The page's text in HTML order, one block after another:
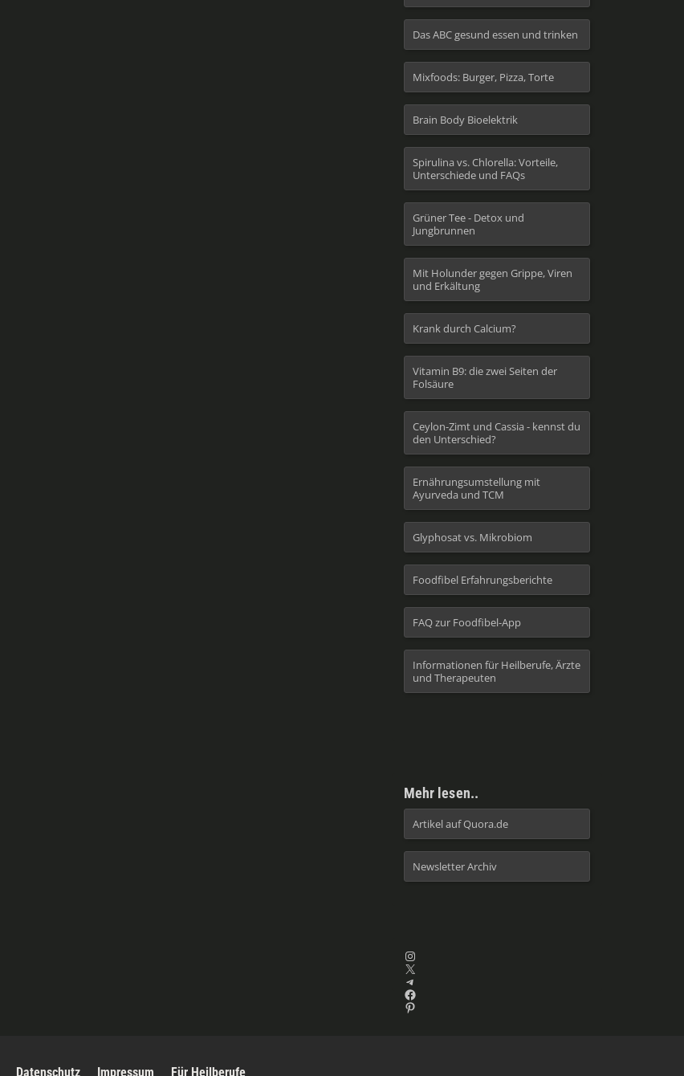
Das ABC gesund essen und trinken
Mixfoods: Burger, Pizza, Torte
Brain Body Bioelektrik
Spirulina vs. Chlorella: Vorteile,
Unterschiede und FAQs
Grüner Tee - Detox und
Jungbrunnen
Mit Holunder gegen Grippe, Viren
und Erkältung
Krank durch Calcium?
Vitamin B9: die zwei Seiten der
Folsäure
Ceylon-Zimt und Cassia - kennst du
den Unterschied?
Ernährungsumstellung mit
Ayurveda und TCM
Glyphosat vs. Mikrobiom
Foodfibel Erfahrungsberichte
FAQ zur Foodfibel-App
Informationen für Heilberufe, Ärzte
und Therapeuten
Mehr lesen..
Artikel auf Quora.de
Newsletter Archiv
Instagram
X
Telegram
Facebook
Pinterest
Datenschutz Impressum Für Heilberufe